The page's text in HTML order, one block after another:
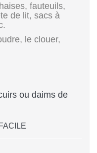
fauteuils,
de lit, sacs à
le clouer,
ou daims de